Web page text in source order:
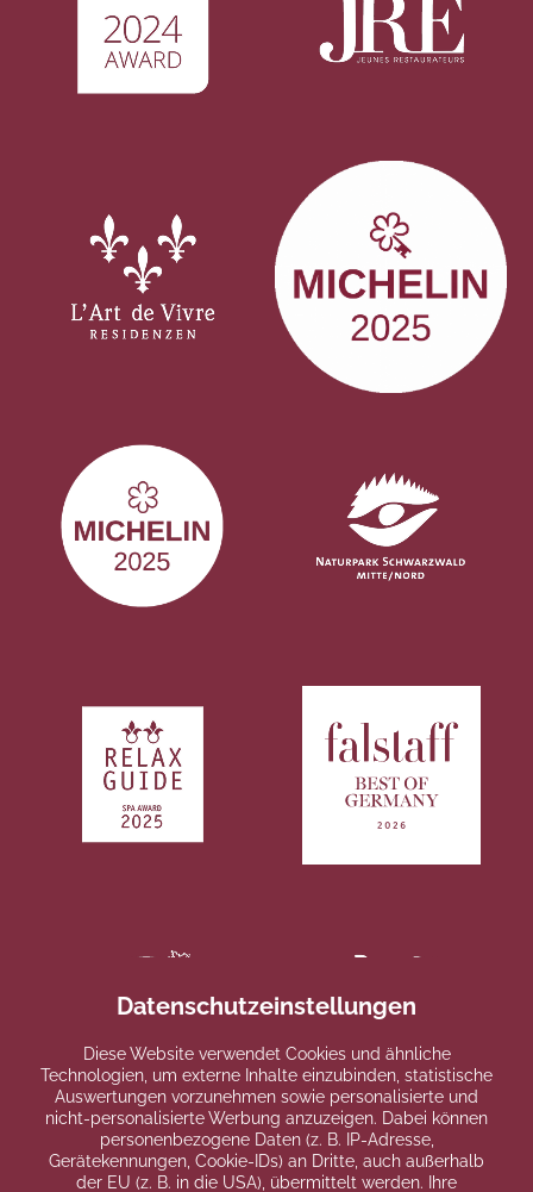
Datenschutzeinstellungen
Diese Website verwendet Cookies und ähnliche
Technologien, um externe Inhalte einzubinden, statistische
Auswertungen vorzunehmen sowie personalisierte und
nicht-personalisierte Werbung anzuzeigen. Dabei können
personenbezogene Daten (z. B. IP-Adresse,
Gerätekennungen, Cookie-IDs) an Dritte, auch außerhalb
der EU (z. B. in die USA), übermittelt werden. Ihre